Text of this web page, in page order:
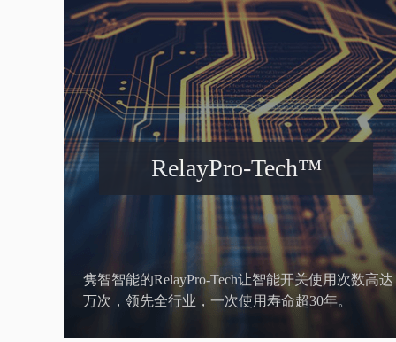
RelayPro-Tech™
隽智智能的RelayPro-Tech让智能开关使用次数高达
万次，领先全行业，一次使用寿命超30年。